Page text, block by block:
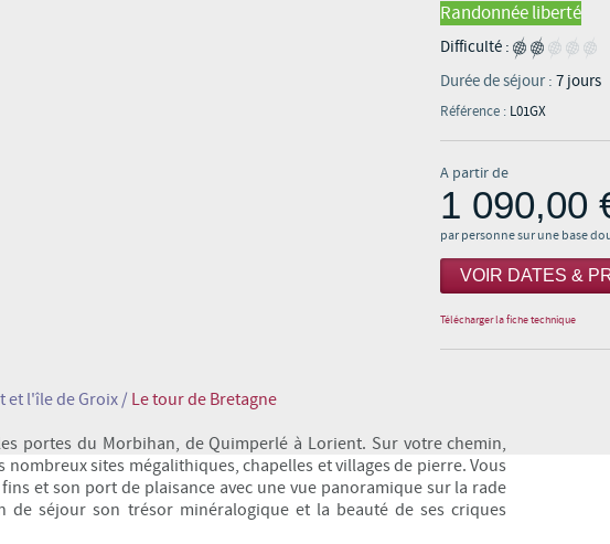
Randonnée liberté
Difficulté :
Durée de séjour : 7 jours
Référence : L01GX
A partir de
1 090,00
par personne sur une base
VOIR DATES &
Télécharger la fiche technique
et l'île de Groix/ Le tour de Bretagne
portes du Morbihan, de Quimperlé à Lorient. Sur votre chemin,
sites mégalithiques, chapelles et villages de pierre. Vous
et son port de plaisance avec une vue panoramique sur la rade
séjour son trésor minéralogique et la beauté de ses criques